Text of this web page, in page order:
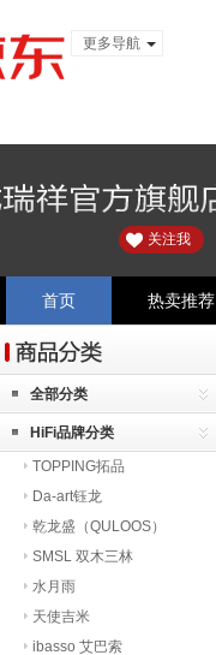
更多导航
关注我
首页 热卖推荐
全部分类
HiFi品牌分类
TOPPING拓品
Da-art钰龙
乾龙盛（QULOOS）
SMSL 双木三林
水月雨
天使吉米
ibasso 艾巴索